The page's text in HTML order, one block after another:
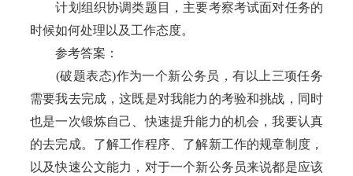
计划组织协调类题目，主要考察考试面对任务的
时候如何处理以及工作态度。
参考答案：
(破题表态)作为一个新公务员，有以上三项任务
需要我去完成，这既是对我能力的考验和挑战，同时
也是一次锻炼自己、快速提升能力的机会，我要认真
的去完成。了解工作程序、了解新工作的规章制度，
以及快速公文能力，对于一个新公务员来说都是应该